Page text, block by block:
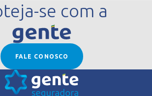
se com a
FALE CONOSCO